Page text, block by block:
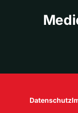
Datenschutz